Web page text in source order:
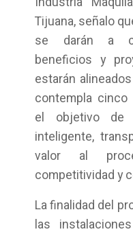
Tijuana, señalo
se darán a
beneficios y
estarán
contempla
el objetivo de
inteligente,
valor al
competitividad y
La finalidad del
las